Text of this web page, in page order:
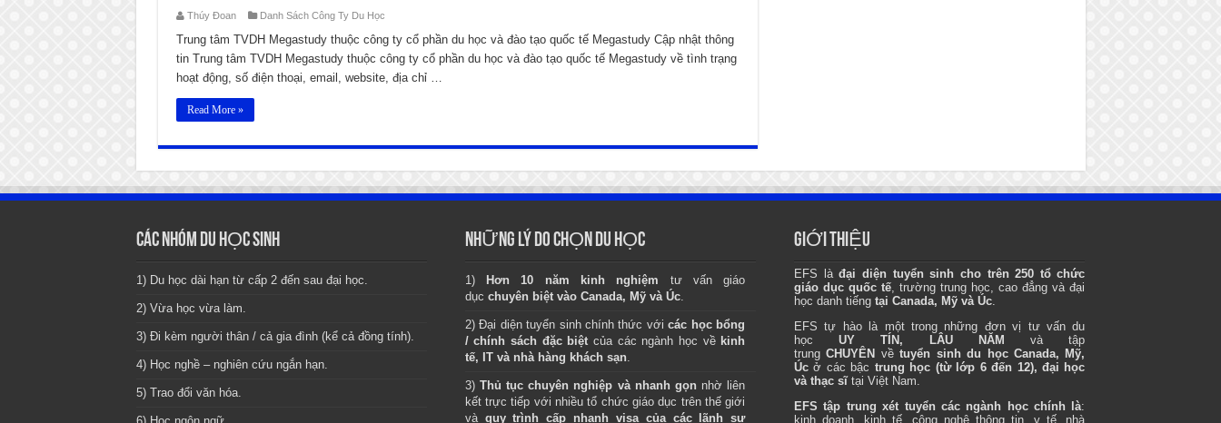
Thúy Đoan Danh Sách Công Ty Du Học
Trung tâm TVDH Megastudy thuộc công ty cổ phần du học và đào tạo quốc tế Megastudy Cập nhật thông
tin Trung tâm TVDH Megastudy thuộc công ty cổ phần du học và đào tạo quốc tế Megastudy về tình trạng
hoạt động, số điện thoại, email, website, địa chỉ …
Read More »
CÁC NHÓM DU HỌC SINH
1) Du học dài hạn từ cấp 2 đến sau đại học.
2) Vừa học vừa làm.
3) Đi kèm người thân / cả gia đình (kể cả đồng tính).
4) Học nghề – nghiên cứu ngắn hạn.
5) Trao đổi văn hóa.
NHỮNG LÝ DO CHỌN DU HỌC
1) Hơn 10 năm kinh nghiệm tư vấn giáo
dục chuyên biệt vào Canada, Mỹ và Úc.
2) Đại diện tuyển sinh chính thức vớicác học bổng
/ chính sách đặc biệt của các ngành học về kinh
tế, IT và nhà hàng khách sạn
3) Thủ tục chuyên nghiệp và nhanh gọn nhờ liên
kết trực tiếp với nhiều tổ chức giáo dục trên thế giới
và quy trình cấp nhanh visa của các lãnh sự
GIỚI THIỆU
EFS làđại diện tuyển sinh cho trên 250 tổ chức
giáo dục quốc tế , trường trung học, cao đẳng và đại
học danh tiếng tại Canada, Mỹ và Úc
EFS tự hào là một trong những đơn vị tư vấn du
họcUY TÍN, LÂU NĂM và tập
trungCHUYÊN vềtuyển sinh du học Canada, Mỹ,
Úc ở các bậc trung học (từ lớp 6 đến 12), đại học
và thạc sĩtại Việt Nam.
EFS tập trung xét tuyển các ngành học chính là:
kinh doanh, kinh tế, công nghệ thông tin, y tế, nhà